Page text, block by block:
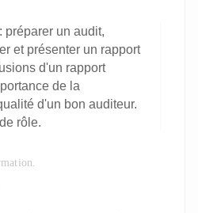
préparer un audit,
et présenter un rapport
d'un rapport
de la
d'un bon auditeur.
rôle.